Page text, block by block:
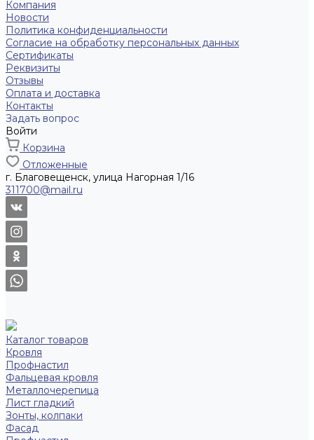
Компания
Новости
Политика конфиденциальности
Согласие на обработку персональных данных
Сертификаты
Реквизиты
Отзывы
Оплата и доставка
Контакты
Задать вопрос
Войти
Корзина
Отложенные
г. Благовещенск, улица Нагорная 1/16
311700@mail.ru
Каталог товаров
Кровля
Профнастил
Фальцевая кровля
Металлочерепица
Лист гладкий
Зонты, колпаки
Фасад